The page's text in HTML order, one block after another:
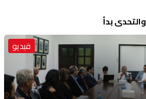
بدأ
فيديو